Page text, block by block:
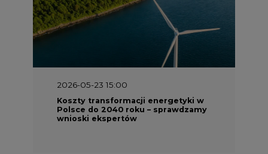
2026-05-23 15:00
Koszty transformacji energetyki w
Polsce do 2040 roku – sprawdzamy
wnioski ekspertów